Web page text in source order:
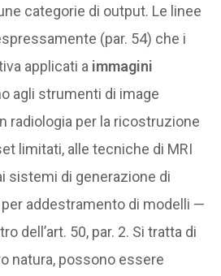
categorie di output. Le linee
(par. 54) che i
applicati a immagini
agli strumenti di image
radiologia per la ricostruzione
limitati, alle tecniche di MRI
sistemi di generazione di
addestramento di modelli —
dell’art. 50, par. 2. Si tratta di
natura, possono essere